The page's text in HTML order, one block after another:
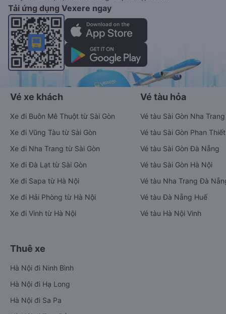
Tải ứng dụng Vexere ngay
Vé xe khách
Xe đi Buôn Mê Thuột từ Sài Gòn
Xe đi Vũng Tàu từ Sài Gòn
Xe đi Nha Trang từ Sài Gòn
Xe đi Đà Lạt từ Sài Gòn
Xe đi Sapa từ Hà Nội
Xe đi Hải Phòng từ Hà Nội
Xe đi Vinh từ Hà Nội
Vé tàu hỏa
Vé tàu Sài Gòn Nha Trang
Vé tàu Sài Gòn Phan Thiết
Vé tàu Sài Gòn Đà Nẵng
Vé tàu Sài Gòn Hà Nội
Vé tàu Nha Trang Đà
Vé tàu Đà Nẵng Huế
Vé tàu Hà Nội Vinh
Thuê xe
Hà Nội đi Ninh Bình
Hà Nội đi Hạ Long
Hà Nội đi Sa Pa